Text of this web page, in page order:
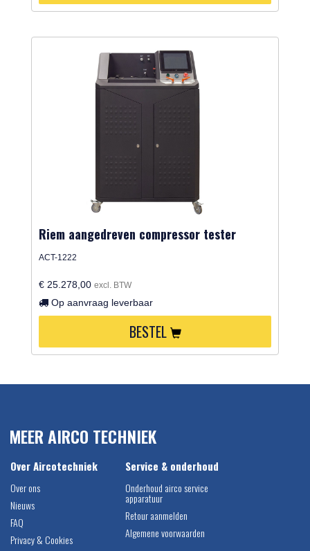
Riem aangedreven compressor tester
ACT-1222
€ 25.278,00 excl. BTW
Op aanvraag leverbaar
BESTEL
MEER AIRCO TECHNIEK
Over Aircotechniek
Over ons
Nieuws
FAQ
Privacy & Cookies
Service & onderhoud
Onderhoud airco service
apparatuur
Retour aanmelden
Algemene voorwaarden